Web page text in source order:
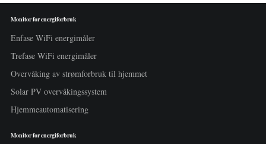
Monitor for energiforbruk
Enfase WiFi energimåler
Trefase WiFi energimåler
Overvåking av strømforbruk til hjemmet
Solar PV overvåkingssystem
Hjemmeautomatisering
Monitor for energiforbruk